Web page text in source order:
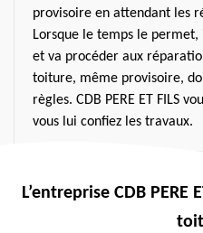
provisoire en attendant les
Lorsque le temps le
et va procéder aux
toiture, même provisoire,
règles. CDB PERE ET FILS
vous lui confiez les travaux.
L’entreprise CDB PERE